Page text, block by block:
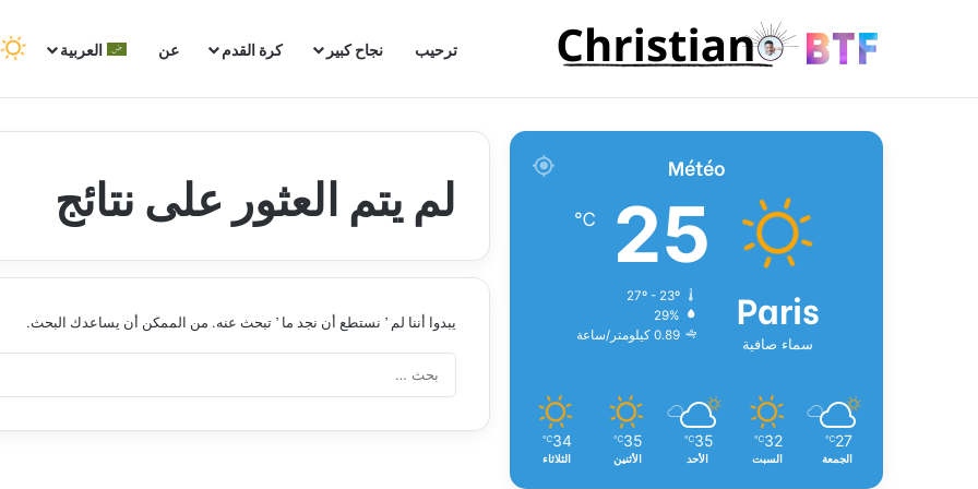
ترحيب نجاح كبير كرة القدم عن العربية
لم يتم العثور على نتائج
يبدوا أننا لم ’ نستطع أن نجد ما ’ تبحث عنه. من الممكن أن يساعدك البحث.
Météo
Paris
سماء صافية
25
℃
27º - 23º
29%
0.89 كيلومتر/ساعة
27
℃
الجمعة
32
℃
السبت
35
℃
الأحد
35
℃
الأثنين
34
℃
الثلاثاء